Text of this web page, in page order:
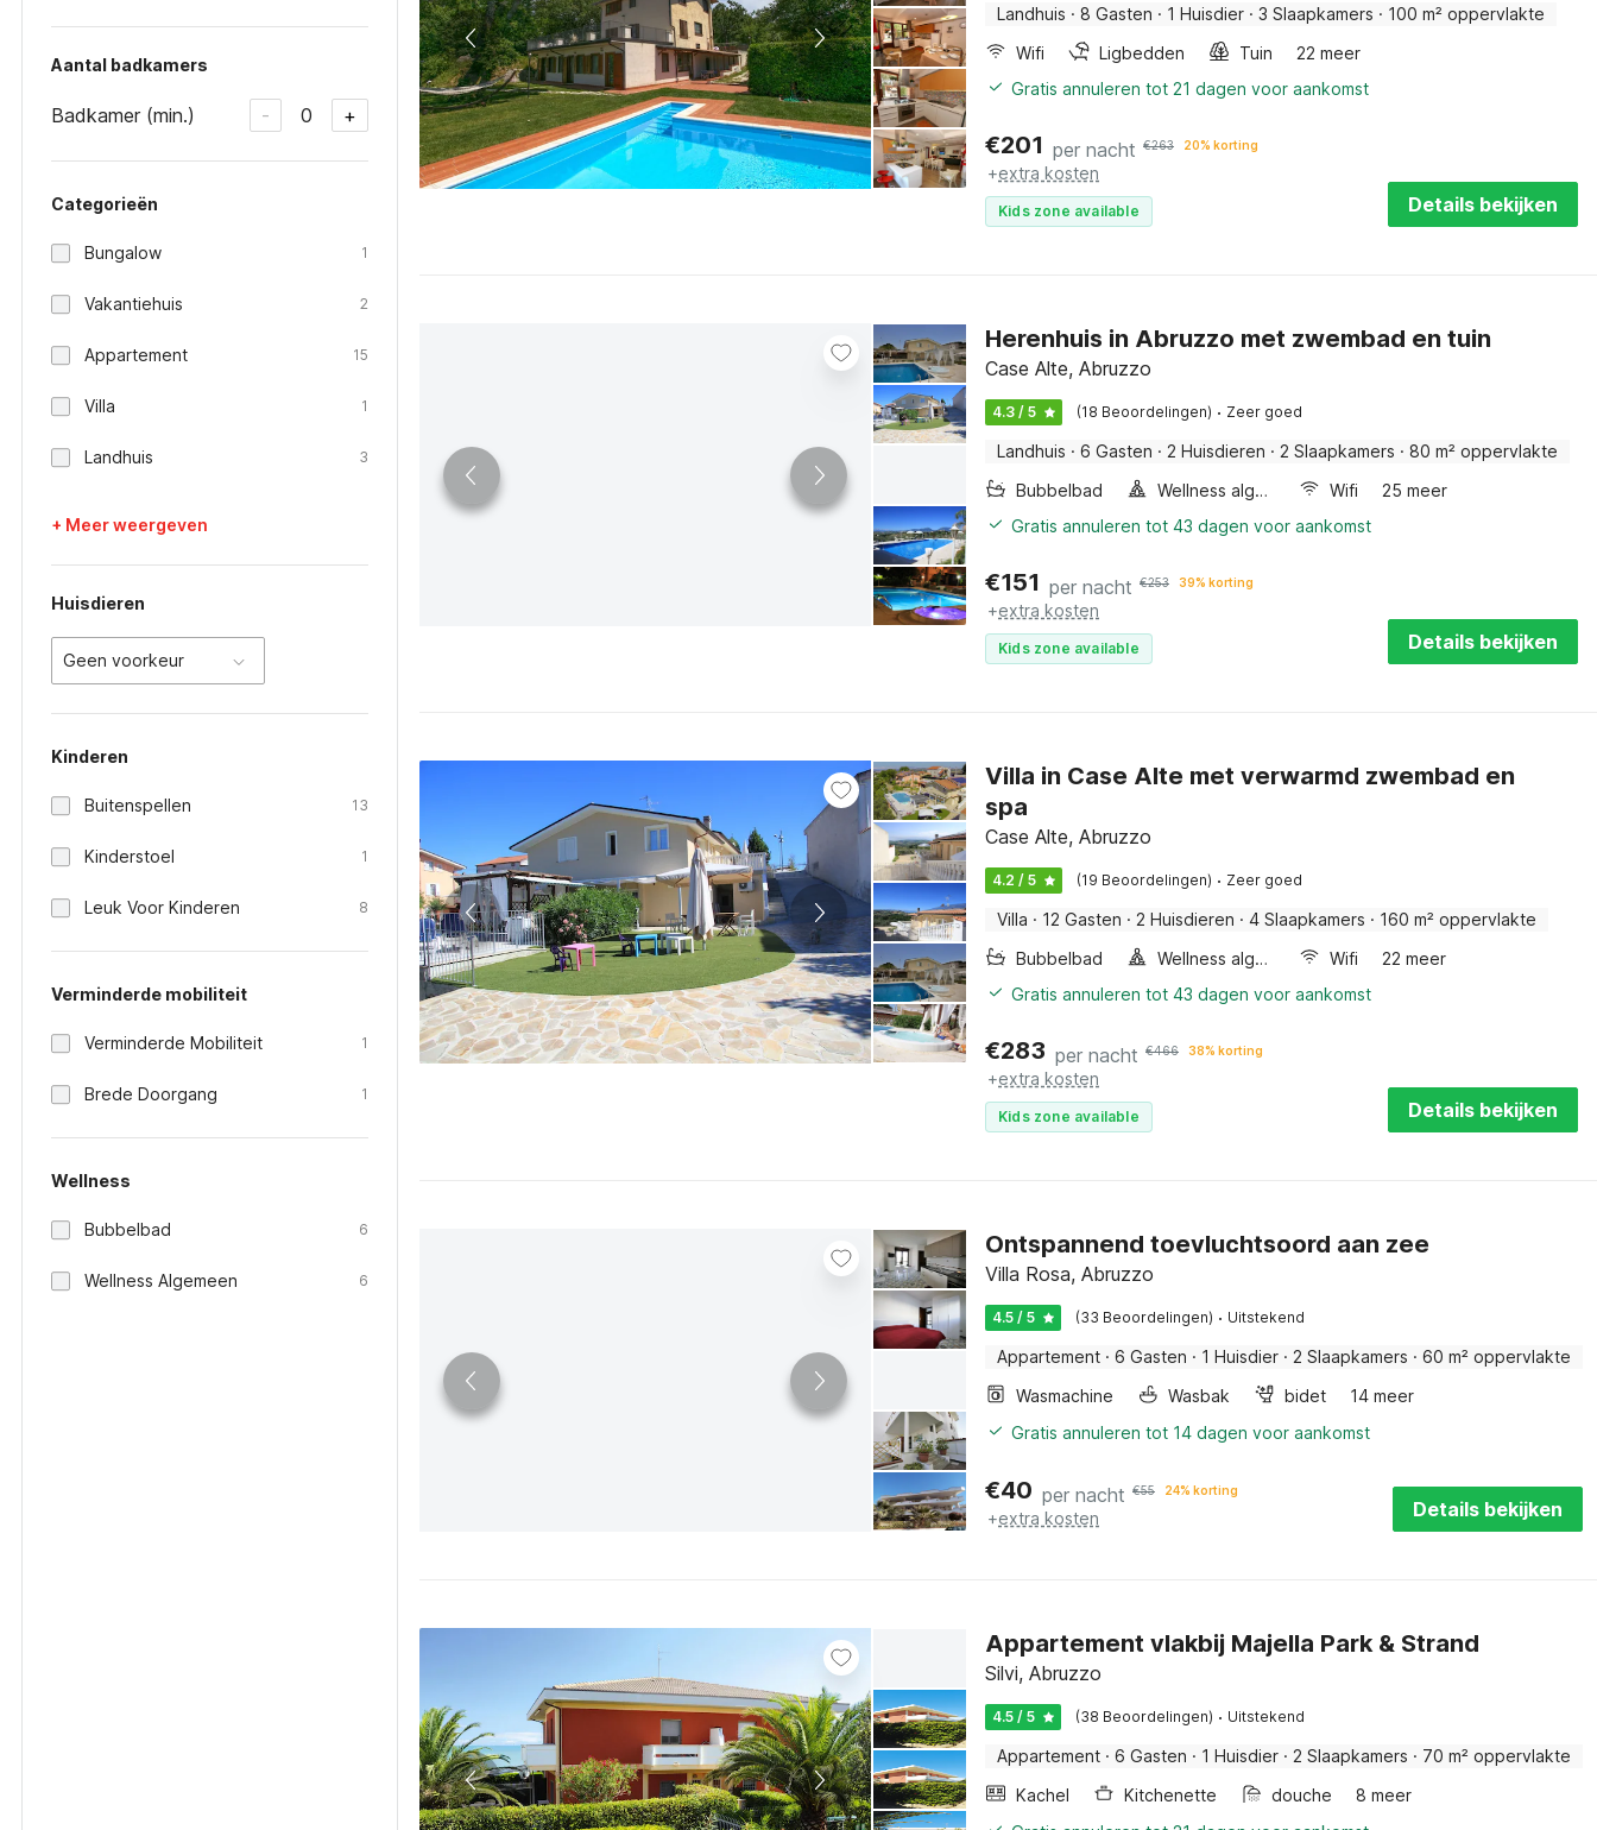
Aantal badkamers
Badkamer (min.) - 0 +
Categorieën
Bungalow 1
Vakantiehuis 2
Appartement 15
Villa 1
Landhuis 3
+ Meer weergeven
Huisdieren
Geen voorkeur
Kinderen
Buitenspellen 13
Kinderstoel 1
Leuk Voor Kinderen 8
Verminderde mobiliteit
Verminderde Mobiliteit 1
Brede Doorgang 1
Wellness
Bubbelbad 6
Wellness Algemeen 6
Landhuis · 8 Gasten · 1 Huisdier · 3 Slaapkamers · 100 m² oppervlakte
Wifi
Ligbedden Tuin
22 meer
Gratis annuleren tot 21 dagen voor aankomst
€201 per nacht €263 20% korting
+extra kosten
Kids zone available Details bekijken
Herenhuis in Abruzzo met zwembad en tuin
Case Alte, Abruzzo
4.3 / 5 (18 Beoordelingen) · Zeer goed
Landhuis · 6 Gasten · 2 Huisdieren · 2 Slaapkamers · 80 m² oppervlakte
Bubbelbad
Wellness algemeen Wifi
25 meer
Gratis annuleren tot 43 dagen voor aankomst
€151 per nacht €253 39% korting
+extra kosten
Kids zone available Details bekijken
Villa in Case Alte met verwarmd zwembad en
spa
Case Alte, Abruzzo
4.2 / 5 (19 Beoordelingen) · Zeer goed
Villa · 12 Gasten · 2 Huisdieren · 4 Slaapkamers · 160 m² oppervlakte
Bubbelbad
Wellness algemeen Wifi
22 meer
Gratis annuleren tot 43 dagen voor aankomst
€283 per nacht €466 38% korting
+extra kosten
Kids zone available Details bekijken
Ontspannend toevluchtsoord aan zee
Villa Rosa, Abruzzo
4.5 / 5 (33 Beoordelingen) · Uitstekend
Appartement · 6 Gasten · 1 Huisdier · 2 Slaapkamers · 60 m² oppervlakte
Wasmachine
Wasbak bidet
14 meer
Gratis annuleren tot 14 dagen voor aankomst
€40 per nacht €55 24% korting
+extra kosten Details bekijken
Appartement vlakbij Majella Park & Strand
Silvi, Abruzzo
4.5 / 5 (38 Beoordelingen) · Uitstekend
Appartement · 6 Gasten · 1 Huisdier · 2 Slaapkamers · 70 m² oppervlakte
Kachel
Kitchenette douche
8 meer